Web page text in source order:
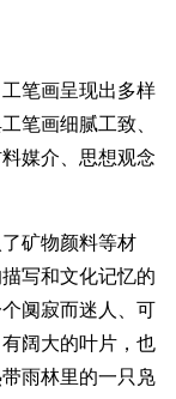
笔画呈现出多样
笔画细腻工致、
媒介、思想观念
矿物颜料等材
写和文化记忆的
阒寂而迷人、可
阔大的叶片，也
雨林里的一只凫